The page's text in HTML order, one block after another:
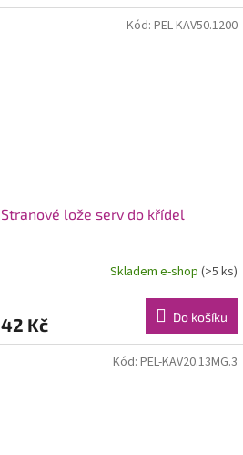
6,0/7,4/8,4 V,...
Stranové lože serv do křídel
Skladem e-shop (>5 ks)
42 Kč Do košíku
Kód: PEL-KAV50.1200
Kód: PEL-KAV20.13MG.3